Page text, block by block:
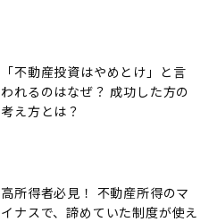
「不動産投資はやめとけ」と言
われるのはなぜ？ 成功した方の
考え方とは？
高所得者必見！ 不動産所得のマ
イナスで、諦めていた制度が使え